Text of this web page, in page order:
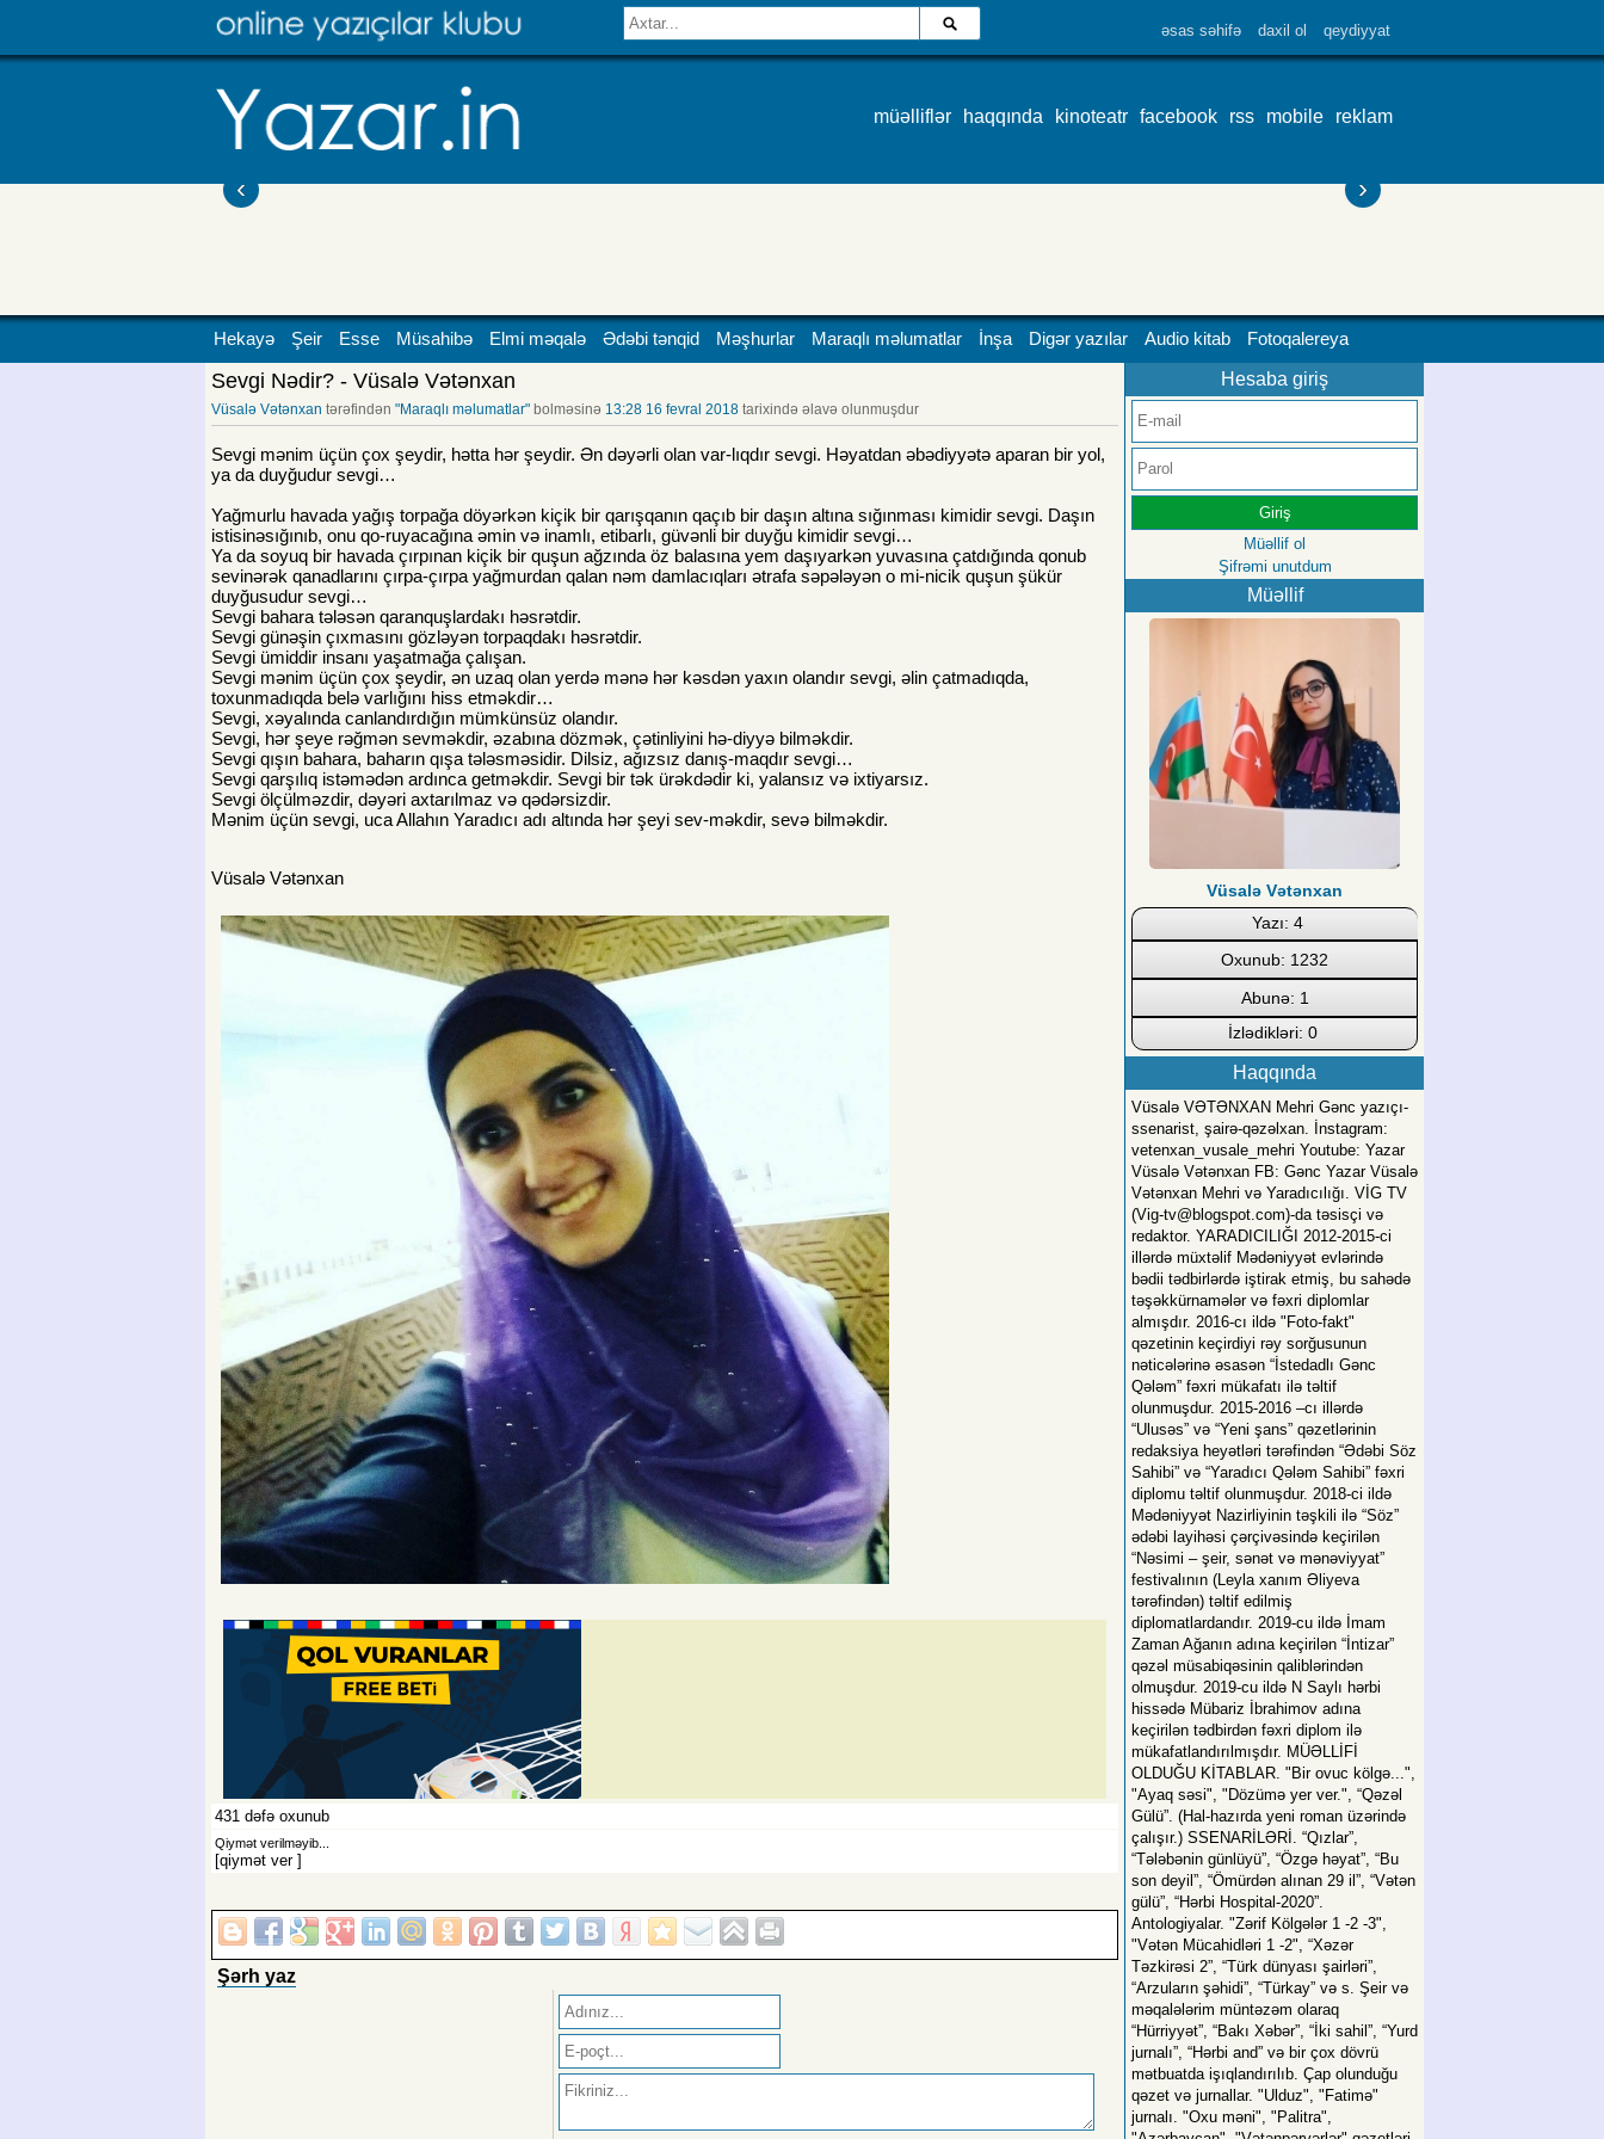
əsas səhifə daxil ol qeydiyyat
müəlliflər haqqında kinoteatr facebook rss mobile reklam
‹ ›
Hekayə Şeir Esse Müsahibə Elmi məqalə Ədəbi tənqid Məşhurlar Maraqlı məlumatlar İnşa Digər yazılar Audio kitab Fotoqalereya
Sevgi Nədir? - Vüsalə Vətənxan
Vüsalə Vətənxan tərəfindən "Maraqlı məlumatlar" bolməsinə 13:28 16 fevral 2018 tarixində əlavə olunmuşdur
Sevgi mənim üçün çox şeydir, hətta hər şeydir. Ən dəyərli olan var-lıqdır sevgi. Həyatdan əbədiyyətə aparan bir yol,
ya da duyğudur sevgi…
Yağmurlu havada yağış torpağa döyərkən kiçik bir qarışqanın qaçıb bir daşın altına sığınması kimidir sevgi. Daşın
istisinəsığınıb, onu qo-ruyacağına əmin və inamlı, etibarlı, güvənli bir duyğu kimidir sevgi…
Ya da soyuq bir havada çırpınan kiçik bir quşun ağzında öz balasına yem daşıyarkən yuvasına çatdığında qonub
sevinərək qanadlarını çırpa-çırpa yağmurdan qalan nəm damlacıqları ətrafa səpələyən o mi-nicik quşun şükür
duyğusudur sevgi…
Sevgi bahara tələsən qaranquşlardakı həsrətdir.
Sevgi günəşin çıxmasını gözləyən torpaqdakı həsrətdir.
Sevgi ümiddir insanı yaşatmağa çalışan.
Sevgi mənim üçün çox şeydir, ən uzaq olan yerdə mənə hər kəsdən yaxın olandır sevgi, əlin çatmadıqda,
toxunmadıqda belə varlığını hiss etməkdir…
Sevgi, xəyalında canlandırdığın mümkünsüz olandır.
Sevgi, hər şeye rəğmən sevməkdir, əzabına dözmək, çətinliyini hə-diyyə bilməkdir.
Sevgi qışın bahara, baharın qışa tələsməsidir. Dilsiz, ağızsız danış-maqdır sevgi…
Sevgi qarşılıq istəmədən ardınca getməkdir. Sevgi bir tək ürəkdədir ki, yalansız və ixtiyarsız.
Sevgi ölçülməzdir, dəyəri axtarılmaz və qədərsizdir.
Mənim üçün sevgi, uca Allahın Yaradıcı adı altında hər şeyi sev-məkdir, sevə bilməkdir.
Vüsalə Vətənxan
431 dəfə oxunub
Qiymət verilməyib...
[qiymət ver ]
Şərh yaz
Hesaba giriş
Müəllif ol
Şifrəmi unutdum
Müəllif
Vüsalə Vətənxan
Yazı: 4
Oxunub: 1232
Abunə: 1
İzlədikləri: 0
Haqqında
Vüsalə VƏTƏNXAN Mehri Gənc yazıçı-
ssenarist, şairə-qəzəlxan. İnstagram:
vetenxan_vusale_mehri Youtube: Yazar
Vüsalə Vətənxan FB: Gənc Yazar Vüsalə
Vətənxan Mehri və Yaradıcılığı. VİG TV
(Vig-tv@blogspot.com)-da təsisçi və
redaktor. YARADICILIĞI 2012-2015-ci
illərdə müxtəlif Mədəniyyət evlərində
bədii tədbirlərdə iştirak etmiş, bu sahədə
təşəkkürnamələr və fəxri diplomlar
almışdır. 2016-cı ildə "Foto-fakt"
qəzetinin keçirdiyi rəy sorğusunun
nəticələrinə əsasən “İstedadlı Gənc
Qələm” fəxri mükafatı ilə təltif
olunmuşdur. 2015-2016 –cı illərdə
“Ulusəs” və “Yeni şans” qəzetlərinin
redaksiya heyətləri tərəfindən “Ədəbi Söz
Sahibi” və “Yaradıcı Qələm Sahibi” fəxri
diplomu təltif olunmuşdur. 2018-ci ildə
Mədəniyyət Nazirliyinin təşkili ilə “Söz”
ədəbi layihəsi çərçivəsində keçirilən
“Nəsimi – şeir, sənət və mənəviyyat”
festivalının (Leyla xanım Əliyeva
tərəfindən) təltif edilmiş
diplomatlardandır. 2019-cu ildə İmam
Zaman Ağanın adına keçirilən “İntizar”
qəzəl müsabiqəsinin qaliblərindən
olmuşdur. 2019-cu ildə N Saylı hərbi
hissədə Mübariz İbrahimov adına
keçirilən tədbirdən fəxri diplom ilə
mükafatlandırılmışdır. MÜƏLLİFİ
OLDUĞU KİTABLAR. "Bir ovuc kölgə...",
"Ayaq səsi", "Dözümə yer ver.", “Qəzəl
Gülü”. (Hal-hazırda yeni roman üzərində
çalışır.) SSENARİLƏRİ. “Qızlar”,
“Tələbənin günlüyü”, “Özgə həyat”, “Bu
son deyil”, “Ömürdən alınan 29 il”, “Vətən
gülü”, “Hərbi Hospital-2020”.
Antologiyalar. "Zərif Kölgələr 1 -2 -3",
"Vətən Mücahidləri 1 -2", “Xəzər
Təzkirəsi 2”, “Türk dünyası şairləri”,
“Arzuların şəhidi”, “Türkay” və s. Şeir və
məqalələrim müntəzəm olaraq
“Hürriyyət”, “Bakı Xəbər”, “İki sahil”, “Yurd
jurnalı”, “Hərbi and” və bir çox dövrü
mətbuatda işıqlandırılıb. Çap olunduğu
qəzet və jurnallar. "Ulduz", "Fatimə"
jurnalı. "Oxu məni", "Palitra",